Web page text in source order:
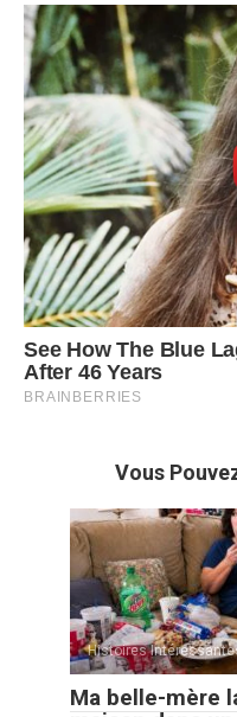
Vous
Histoires
Ma belle-mère